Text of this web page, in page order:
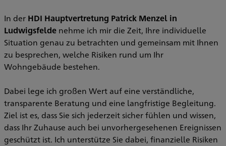
In der HDI Hauptvertretung Patrick Menzel in
Ludwigsfelde nehme ich mir die Zeit, Ihre individuelle
Situation genau zu betrachten und gemeinsam mit Ihnen
zu besprechen, welche Risiken rund um Ihr
Wohngebäude bestehen.
Dabei lege ich großen Wert auf eine verständliche,
transparente Beratung und eine langfristige Begleitung.
Ziel ist es, dass Sie sich jederzeit sicher fühlen und wissen,
dass Ihr Zuhause auch bei unvorhergesehenen Ereignissen
geschützt ist. Ich unterstütze Sie dabei, finanzielle Risiken